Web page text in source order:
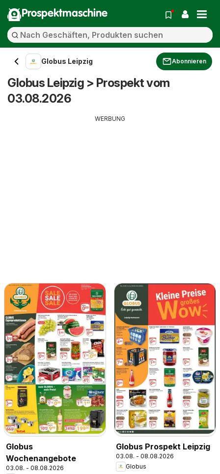
Prospektmaschine
Globus Leipzig Abonnieren
Globus Leipzig > Prospekt vom
03.08.2026
WERBUNG
Globus
Wochenangebote
03.08. - 08.08.2026
Globus Prospekt Leipzig
03.08. - 08.08.2026
Globus